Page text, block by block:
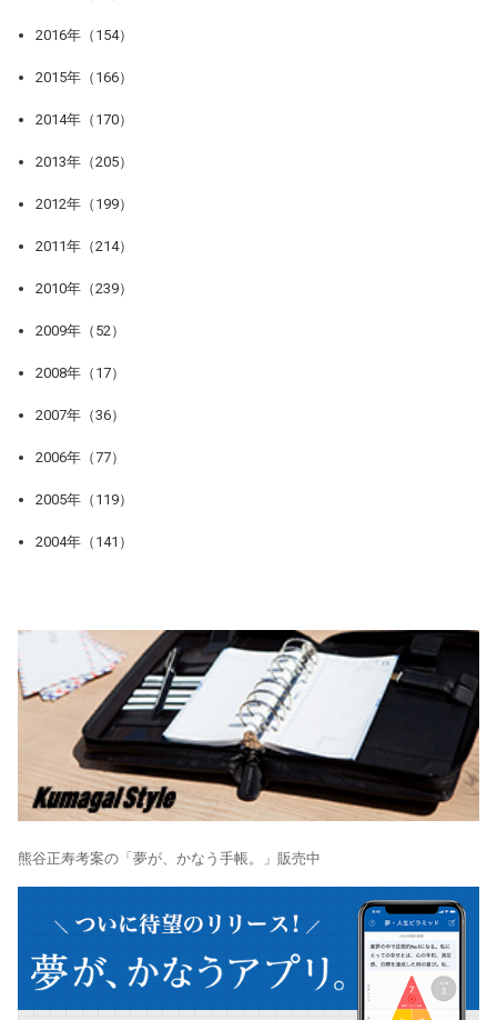
2016年（154）
2015年（166）
2014年（170）
2013年（205）
2012年（199）
2011年（214）
2010年（239）
2009年（52）
2008年（17）
2007年（36）
2006年（77）
2005年（119）
2004年（141）
熊谷正寿考案の「夢が、かなう手帳。」販売中